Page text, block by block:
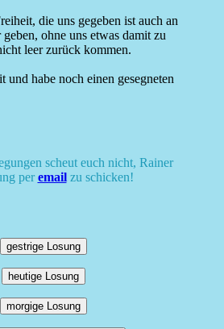
die uns gegeben ist auch an
ohne uns etwas damit zu
leer zurück kommen.
und habe noch einen gesegneten
scheut euch nicht, Rainer
peremailzu schicken!
gestrige Losung
heutige Losung
morgige Losung